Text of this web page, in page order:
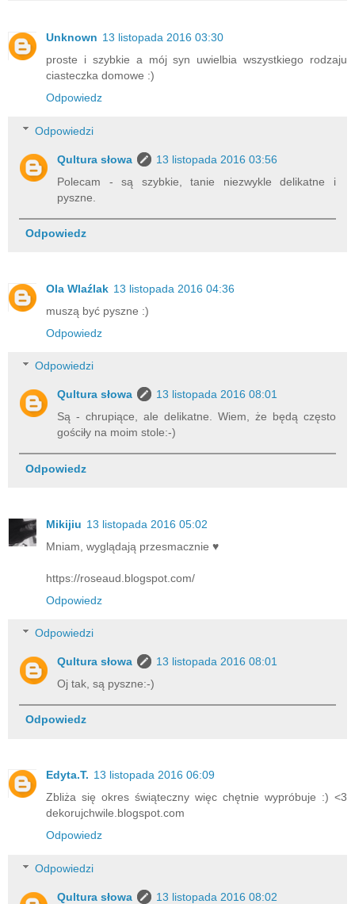
Unknown 13 listopada 2016 03:30
proste i szybkie a mój syn uwielbia wszystkiego rodzaju
ciasteczka domowe :)
Odpowiedz
Odpowiedzi
Qultura słowa
13 listopada 2016 03:56
Polecam - są szybkie, tanie niezwykle delikatne i
pyszne.
Odpowiedz
Ola Wlaźlak 13 listopada 2016 04:36
muszą być pyszne :)
Odpowiedz
Odpowiedzi
Qultura słowa
13 listopada 2016 08:01
Są - chrupiące, ale delikatne. Wiem, że będą często
gościły na moim stole:-)
Odpowiedz
Mikijiu 13 listopada 2016 05:02
Mniam, wyglądają przesmacznie ♥
https://roseaud.blogspot.com/
Odpowiedz
Odpowiedzi
Qultura słowa
13 listopada 2016 08:01
Oj tak, są pyszne:-)
Odpowiedz
Edyta.T. 13 listopada 2016 06:09
Zbliża się okres świąteczny więc chętnie wypróbuje :) <3
dekorujchwile.blogspot.com
Odpowiedz
Odpowiedzi
Qultura słowa
13 listopada 2016 08:02